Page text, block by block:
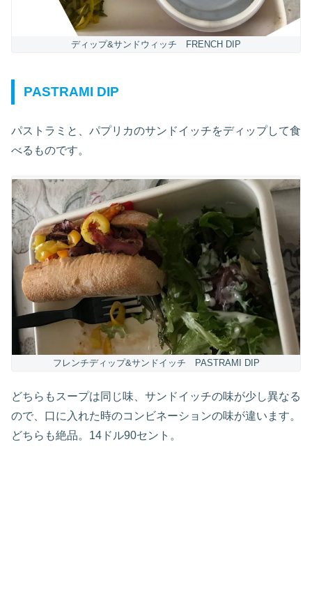
ディップ&サンドウィッチ FRENCH DIP
PASTRAMI DIP
パストラミと、パプリカのサンドイッチをディップして食
べるものです。
フレンチディップ&サンドイッチ PASTRAMI DIP
どちらもスープは同じ味、サンドイッチの味が少し異なる
ので、口に入れた時のコンビネーションの味が違います。
どちらも絶品。14ドル90セント。